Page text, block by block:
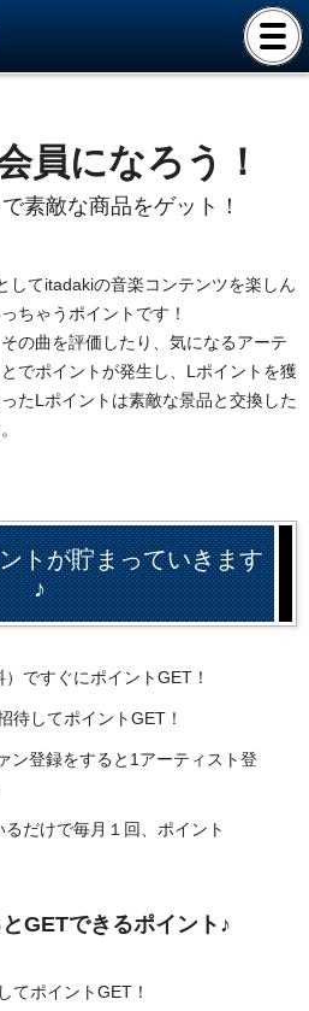
員になろう！
素敵な商品をゲット！
してitadakiの音楽コンテンツを楽しん
ちゃうポイントです！
の曲を評価したり、気になるアーテ
でポイントが発生し、Lポイントを獲
たLポイントは素敵な景品と交換した
トが貯まっていきます
♪
ですぐにポイントGET！
待してポイントGET！
ン登録をすると1アーティスト登
だけで毎月１回、ポイント
GETできるポイント♪
てポイントGET！